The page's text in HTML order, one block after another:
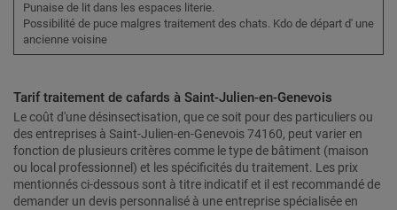
Punaise de lit dans les espaces literie.
Possibilité de puce malgres traitement des chats. Kdo de départ d' une
ancienne voisine
Tarif traitement de cafards à Saint-Julien-en-Genevois
Le coût d'une désinsectisation, que ce soit pour des particuliers ou
des entreprises à Saint-Julien-en-Genevois 74160, peut varier en
fonction de plusieurs critères comme le type de bâtiment (maison
ou local professionnel) et les spécificités du traitement. Les prix
mentionnés ci-dessous sont à titre indicatif et il est recommandé de
demander un devis personnalisé à une entreprise spécialisée en